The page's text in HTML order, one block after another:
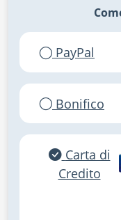
PayPal
Bonifico
Carta di
Credito